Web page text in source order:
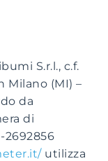
S.r.l., c.f.
Milano (MI) –
da
di
2692856
utilizza